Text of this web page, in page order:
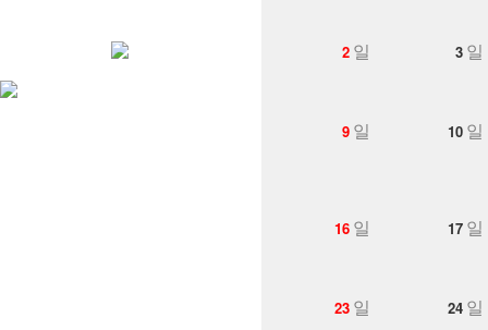
2 일 3 일
9 일 10 일
16 일 17 일
23 일 24 일